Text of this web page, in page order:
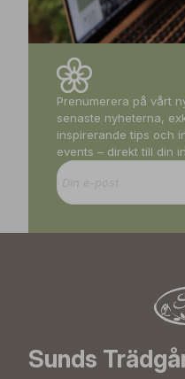
Prenumerera på vårt
senaste nyheterna,
inspirerande tips och
events – direkt till din
Sunds